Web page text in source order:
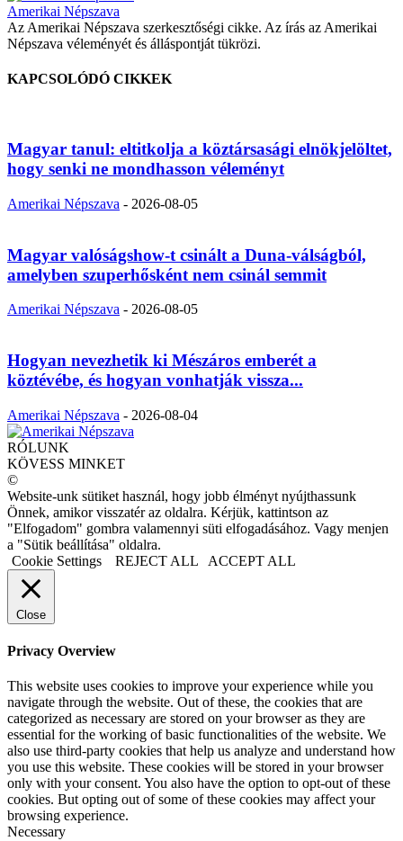
Amerikai Népszava
Az Amerikai Népszava szerkesztőségi cikke. Az írás az Amerikai
Népszava véleményét és álláspontját tükrözi.
KAPCSOLÓDÓ CIKKEK
Magyar tanul: eltitkolja a köztársasági elnökjelöltet,
hogy senki ne mondhasson véleményt
Amerikai Népszava - 2026-08-05
Magyar valóságshow-t csinált a Duna-válságból,
amelyben szuperhősként nem csinál semmit
Amerikai Népszava - 2026-08-05
Hogyan nevezhetik ki Mészáros emberét a
köztévébe, és hogyan vonhatják vissza...
Amerikai Népszava - 2026-08-04
RÓLUNK
KÖVESS MINKET
©
Website-unk sütiket használ, hogy jobb élményt nyújthassunk
Önnek, amikor visszatér az oldalra. Kérjük, kattintson az
"Elfogadom" gombra valamennyi süti elfogadásához. Vagy menjen
a "Sütik beállítása" oldalra.
Cookie Settings
REJECT ALL ACCEPT ALL
Close
Privacy Overview
This website uses cookies to improve your experience while you
navigate through the website. Out of these, the cookies that are
categorized as necessary are stored on your browser as they are
essential for the working of basic functionalities of the website. We
also use third-party cookies that help us analyze and understand how
you use this website. These cookies will be stored in your browser
only with your consent. You also have the option to opt-out of these
cookies. But opting out of some of these cookies may affect your
browsing experience.
Necessary